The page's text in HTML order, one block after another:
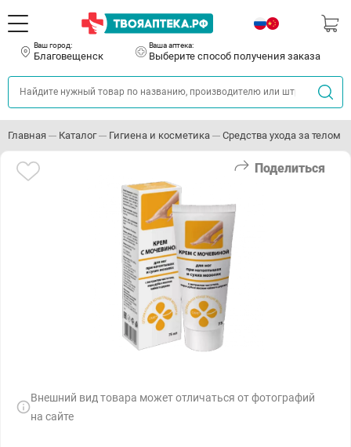
Ваш город:
Благовещенск
Ваша аптека:
Выберите способ получения заказа
Главная Каталог Гигиена и косметика Средства ухода за телом
Поделиться
Внешний вид товара может отличаться от фотографий
на сайте